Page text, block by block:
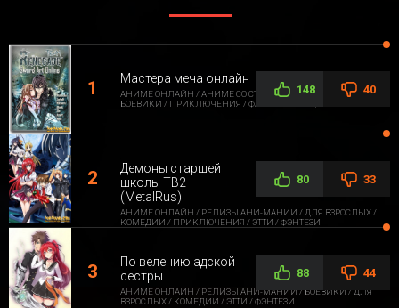
Мастера меча онлайн
АНИМЕ ОНЛАЙН / АНИМЕ СО СТОРОННЕЙ ОЗВУЧКОЙ /
БОЕВИКИ / ПРИКЛЮЧЕНИЯ / ФАНТАСТИКА / ФЭНТЕЗИ
148 40
Демоны старшей
школы ТВ2
(MetalRus)
АНИМЕ ОНЛАЙН / РЕЛИЗЫ АНИ-МАНИИ / ДЛЯ ВЗРОСЛЫХ /
КОМЕДИИ / ПРИКЛЮЧЕНИЯ / ЭТТИ / ФЭНТЕЗИ
80 33
По велению адской
сестры
АНИМЕ ОНЛАЙН / РЕЛИЗЫ АНИ-МАНИИ / БОЕВИКИ / ДЛЯ
ВЗРОСЛЫХ / КОМЕДИИ / ЭТТИ / ФЭНТЕЗИ
88 44